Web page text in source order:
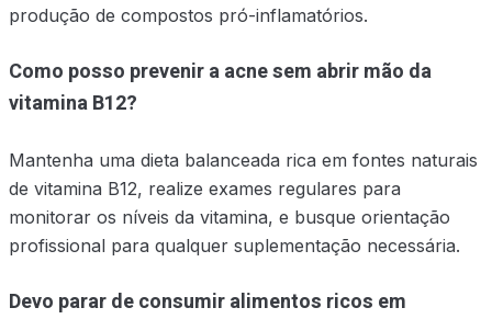
produção de compostos pró-inflamatórios.
Como posso prevenir a acne sem abrir mão da
vitamina B12?
Mantenha uma dieta balanceada rica em fontes naturais
de vitamina B12, realize exames regulares para
monitorar os níveis da vitamina, e busque orientação
profissional para qualquer suplementação necessária.
Devo parar de consumir alimentos ricos em